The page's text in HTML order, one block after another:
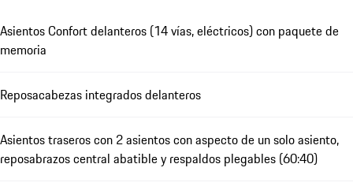
Asientos Confort delanteros (14 vías, eléctricos) con paquete de
memoria
Reposacabezas integrados delanteros
Asientos traseros con 2 asientos con aspecto de un solo asiento,
reposabrazos central abatible y respaldos plegables (60:40)